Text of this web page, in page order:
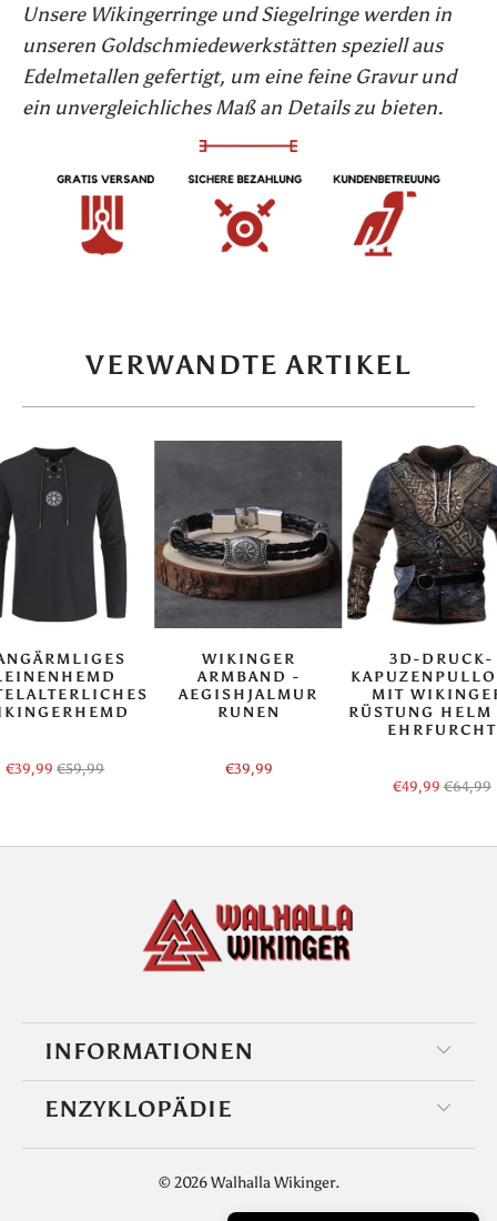
Unsere Wikingerringe und Siegelringe werden in
unseren Goldschmiedewerkstätten speziell aus
Edelmetallen gefertigt, um eine feine Gravur und
ein unvergleichliches Maß an Details zu bieten.
VERWANDTE ARTIKEL
€39,99 €59,99
WIKINGER
ARMBAND -
AEGISHJALMUR
RUNEN
€39,99
3D-DRUCK-
MIT
RÜSTUNG HELM
EHRFURCHT
€49,99 €64,99
INFORMATIONEN
ENZYKLOPÄDIE
© 2026Walhalla Wikinger.